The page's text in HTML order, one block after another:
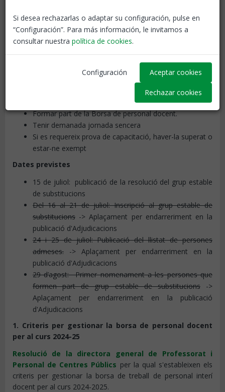
Les persones que formi part del grup estable de
substitucions s'adjudicaran mitjançant els nomenaments
telemàtics la seva primera destinació. En el moment en que
finalitzi la substitució, es romandrà al mateix centre educatiu
fins que s'adjudiqui una altra substitució de l'especialitat
escollida mitjançant els nomenaments telemàtics.
Els requisits per format part d'aquest grup són:
Formar part de la Borsa de personal docent.
Tenir demanada jornada sencera
Si es requereix prova de capacitació, haver-la superat o
estar-ne exempt
Dates previstes
15 de juliol: publicació de la resolució del grup estable
de substitucions
Del 16 al 21 de juliol: Inscripció al grup estable de
substitucions -> Aplaçament per endarreriment en la
publicació d'Adjudicacions
24 i 25 de juliol: Publicació del llistat de persones
admeses. -> Aplaçament per endarreriment en la
publicació d'Adjudicacions
29 d’agost: Primer nomenament a les persones que
formen part de grup estable de substitucions->
Aplaçament per endarreriment en la publicació
d'Adjudicacions
1. Criteris per gestionar la borsa de personal docent
per al curs 2024-25
Resolució de la directora general de Professorat i
Personal de Centres Públics per la qual s'estableixen els
criteris per gestionar la borsa de treball de personal interí
docent per al curs 2024-2025.
Si desea rechazarlas o adaptar su configuración, pulse en
“Configuración”. Para más información, le invitamos a
consultar nuestra política de cookies.
Configuración Aceptar cookies
Rechazar cookies